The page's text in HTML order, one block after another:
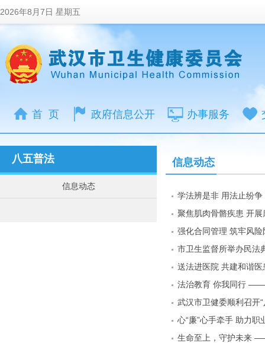
2026年8月7日 星期五
首 页 政府信息公开 办事服务
八五普法
信息动态
信息动态
学法辨是非 用法止纷
聚焦肌肉骨骼疾患 开
强化合同管理 筑牢风
市卫生监督所举办民法
送法进医院 共建和谐
法治教育 你我同行 ——
武汉市卫健委顺利召开
心“廉”心手牵手 助力职
生命至上，守护未来